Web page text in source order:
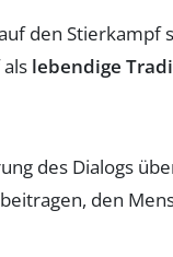
den
lebendige
des Dialogs
den